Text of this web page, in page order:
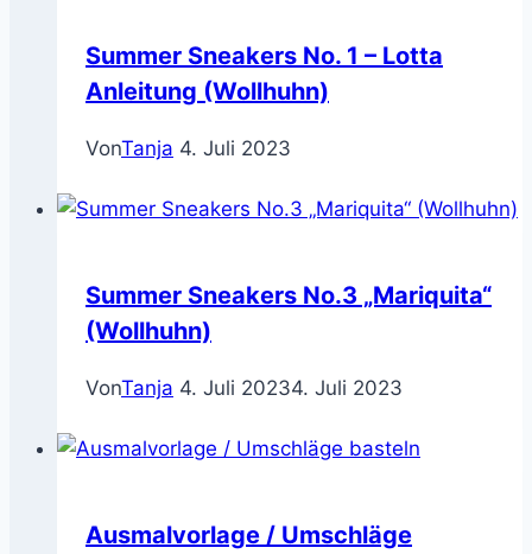
Summer Sneakers No. 1 – Lotta
Anleitung (Wollhuhn)
VonTanja 4. Juli 2023
Summer Sneakers No.3 „Mariquita“
(Wollhuhn)
VonTanja 4. Juli 20234. Juli 2023
Ausmalvorlage / Umschläge